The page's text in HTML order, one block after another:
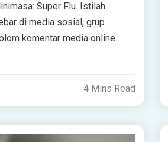
Super Flu. Istilah
di media sosial, grup
komentar media online.
4 Mins Read